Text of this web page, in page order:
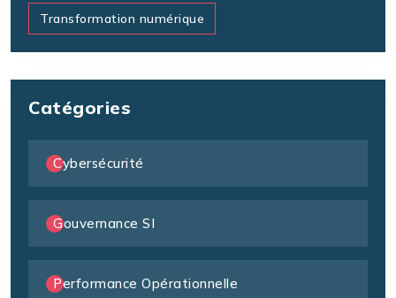
Transformation numérique
Catégories
Cybersécurité
Gouvernance SI
Performance Opérationnelle